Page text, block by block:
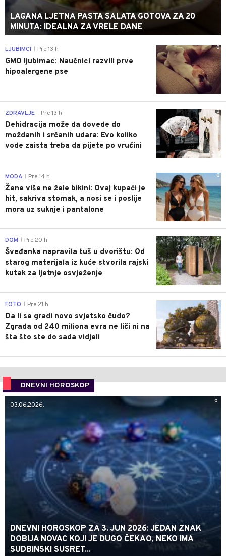
LAGANA LJETNA PASTA SALATA GOTOVA ZA 20
MINUTA: IDEALNA ZA VRELE DANE
0
LJUBIMCI Pre 13 h
GMO ljubimac: Naučnici razvili prve
hipoalergene pse
0
ZDRAVLJE Pre 13 h
Dehidracija može da dovede do
moždanih i srčanih udara: Evo koliko
vode zaista treba da pijete po vrućini
0
MODA Pre 14 h
Žene više ne žele bikini: Ovaj kupaći je
hit, sakriva stomak, a nosi se i poslije
mora uz suknje i pantalone
0
DOM Pre 20 h
Šveđanka napravila tuš u dvorištu: Od
starog materijala iz kuće stvorila rajski
kutak za ljetnje osvježenje
0
FOTO Pre 21 h
Da li se gradi novo svjetsko čudo?
Zgrada od 240 miliona evra ne liči ni na
šta što ste do sada vidjeli
DNEVNI HOROSKOP
0
03.06.2026.
DNEVNI HOROSKOP ZA 3. JUN 2026: JEDAN ZNAK
DOBIJA NOVAC KOJI JE DUGO ČEKAO, NEKO IMA
SUDBINSKI SUSRET...